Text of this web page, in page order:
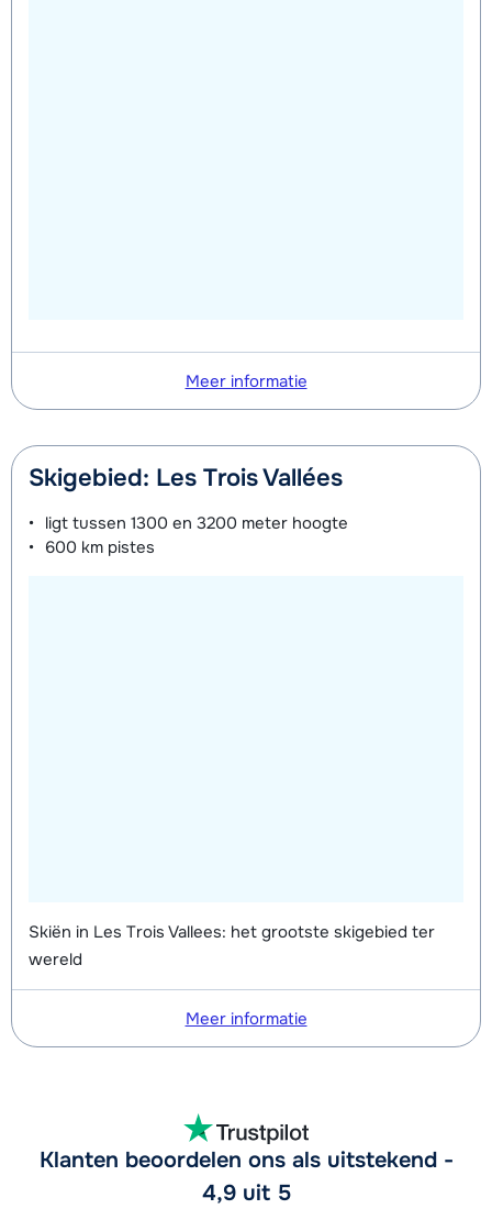
Meer informatie
Skigebied: Les Trois Vallées
ligt tussen 1300 en 3200 meter hoogte
600 km pistes
Skiën in Les Trois Vallees: het grootste skigebied ter
wereld
Meer informatie
Klanten beoordelen ons als uitstekend -
4,9 uit 5